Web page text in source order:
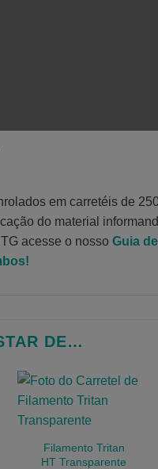
em carretéis de
do material
acesse o nosso Guia
DE…
Filamento Tritan
HT Transparente